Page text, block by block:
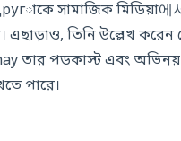
সামাজিক মিডিয়া
তিনি উল্লেখ
পডকাস্ট এবং অভিনয়
পারে।